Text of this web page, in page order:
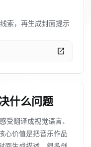
索，再生成封面提示
open_in_new
什么问题
受翻译成视觉语言、
心价值是把音乐作品